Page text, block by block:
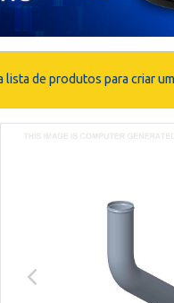
lista de produtos para criar